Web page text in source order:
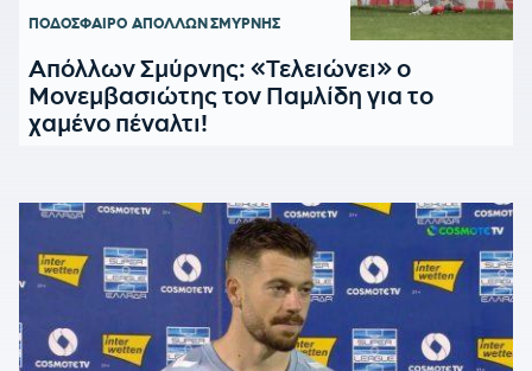
ΠΟΔΟΣΦΑΙΡΟ ΑΠΟΛΛΩΝ ΣΜΥΡΝΗΣ
Απόλλων Σμύρνης: «Τελειώνει» ο
Μονεμβασιώτης τον Παμλίδη για το
χαμένο πέναλτι!